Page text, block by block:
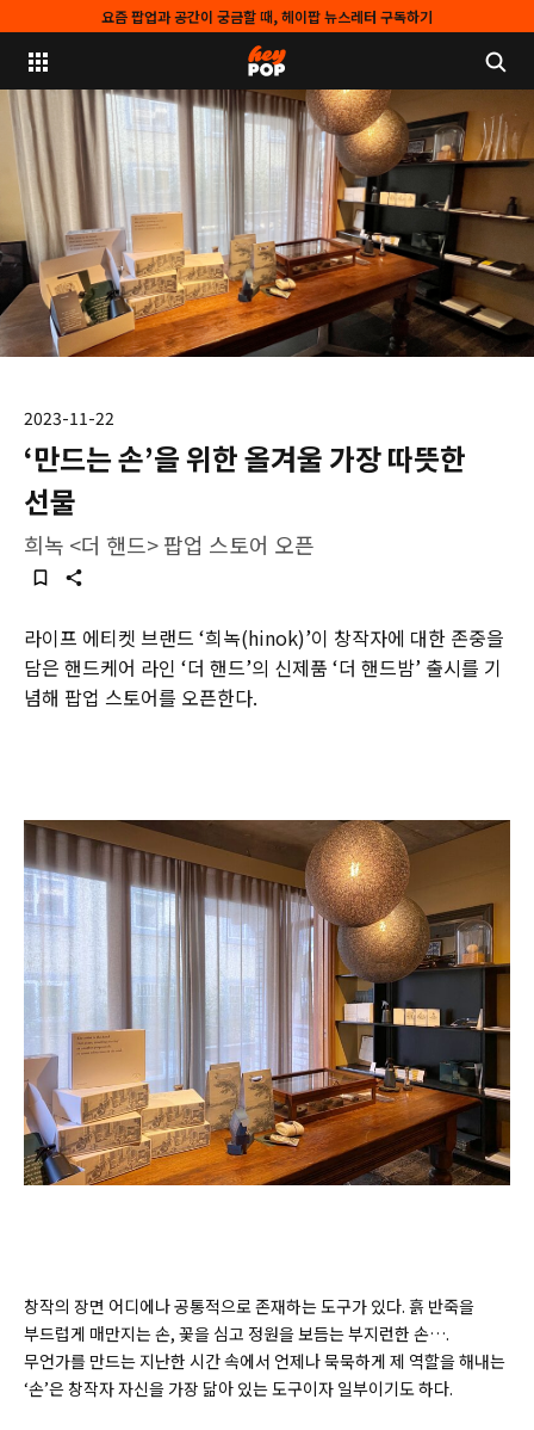
요즘 팝업과 공간이 궁금할 때, 헤이팝 뉴스레터 구독하기
2023-11-22
‘만드는 손’을 위한 올겨울 가장 따뜻한
선물
희녹 <더 핸드> 팝업 스토어 오픈
라이프 에티켓 브랜드 ‘희녹(hinok)’이 창작자에 대한 존중을
담은 핸드케어 라인 ‘더 핸드’의 신제품 ‘더 핸드밤’ 출시를 기
념해 팝업 스토어를 오픈한다.
창작의 장면 어디에나 공통적으로 존재하는 도구가 있다. 흙 반죽을
부드럽게 매만지는 손, 꽃을 심고 정원을 보듬는 부지런한 손….
무언가를 만드는 지난한 시간 속에서 언제나 묵묵하게 제 역할을 해내는
‘손’은 창작자 자신을 가장 닮아 있는 도구이자 일부이기도 하다.